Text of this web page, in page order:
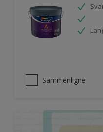
Sammenligne